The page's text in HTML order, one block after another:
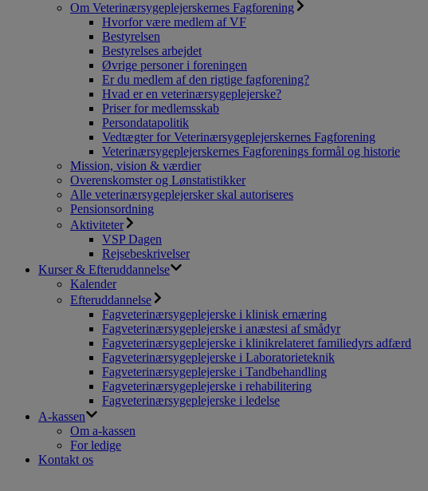
Om Veterinærsygeplejerskernes Fagforening
Hvorfor være medlem af VF
Bestyrelsen
Bestyrelses arbejdet
Øvrige personer i foreningen
Er du medlem af den rigtige fagforening?
Hvad er en veterinærsygeplejerske?
Priser for medlemsskab
Persondatapolitik
Vedtægter for Veterinærsygeplejerskernes Fagforening
Veterinærsygeplejerskernes Fagforenings formål og historie
Mission, vision & værdier
Overenskomster og Lønstatistikker
Alle veterinærsygeplejersker skal autoriseres
Pensionsordning
Aktiviteter
VSP Dagen
Rejsebeskrivelser
Kurser & Efteruddannelse
Kalender
Efteruddannelse
Fagveterinærsygeplejerske i klinisk ernæring
Fagveterinærsygeplejerske i anæstesi af smådyr
Fagveterinærsygeplejerske i klinikrelateret familiedyrs adfærd
Fagveterinærsygeplejerske i Laboratorieteknik
Fagveterinærsygeplejerske i Tandbehandling
Fagveterinærsygeplejerske i rehabilitering
Fagveterinærsygeplejerske i ledelse
A-kassen
Om a-kassen
For ledige
Kontakt os